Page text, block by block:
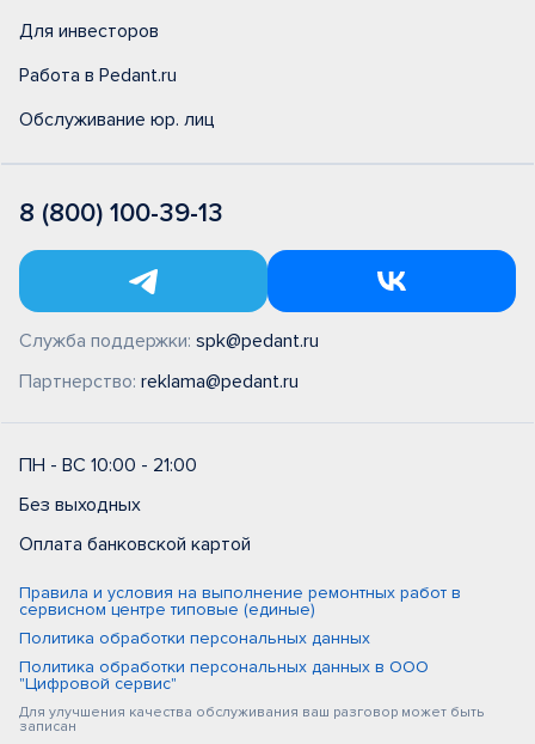
Для инвесторов
Работа в Pedant.ru
Обслуживание юр. лиц
8 (800) 100-39-13
Служба поддержки: spk@pedant.ru
Партнерство: reklama@pedant.ru
ПН - ВС 10:00 - 21:00
Без выходных
Оплата банковской картой
Правила и условия на выполнение ремонтных работ в
сервисном центре типовые (единые)
Политика обработки персональных данных
Политика обработки персональных данных в ООО
"Цифровой сервис"
Для улучшения качества обслуживания ваш разговор может быть
записан